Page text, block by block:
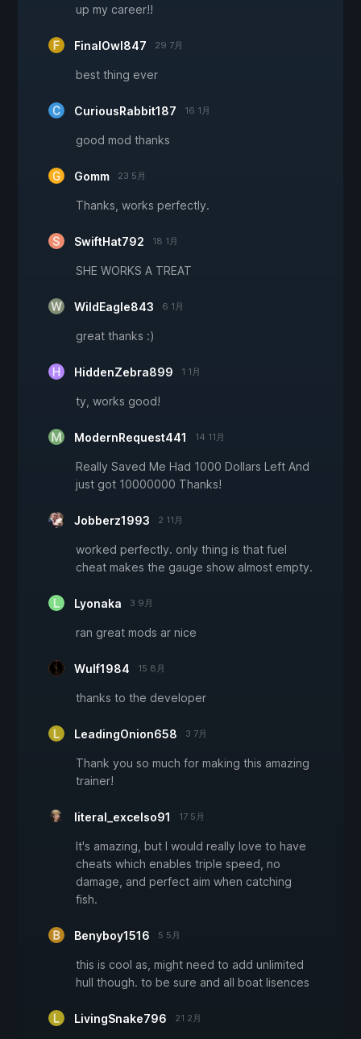
up my career!!
FinalOwl847 29 7月
best thing ever
CuriousRabbit187 16 1月
good mod thanks
Gomm 23 5月
Thanks, works perfectly.
SwiftHat792 18 1月
SHE WORKS A TREAT
WildEagle843 6 1月
great thanks :)
HiddenZebra899 1 1月
ty, works good!
ModernRequest441 14 11月
Really Saved Me Had 1000 Dollars Left And
just got 10000000 Thanks!
Jobberz1993 2 11月
worked perfectly. only thing is that fuel
cheat makes the gauge show almost empty.
Lyonaka 3 9月
ran great mods ar nice
Wulf1984 15 8月
thanks to the developer
LeadingOnion658 3 7月
Thank you so much for making this amazing
trainer!
literal_excelso91 17 5月
It's amazing, but I would really love to have
cheats which enables triple speed, no
damage, and perfect aim when catching
fish.
Benyboy1516 5 5月
this is cool as, might need to add unlimited
hull though. to be sure and all boat lisences
LivingSnake796 21 2月